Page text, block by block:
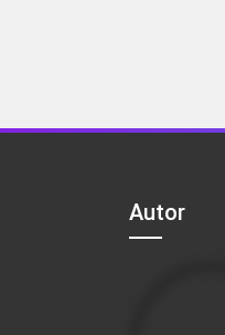
Autor